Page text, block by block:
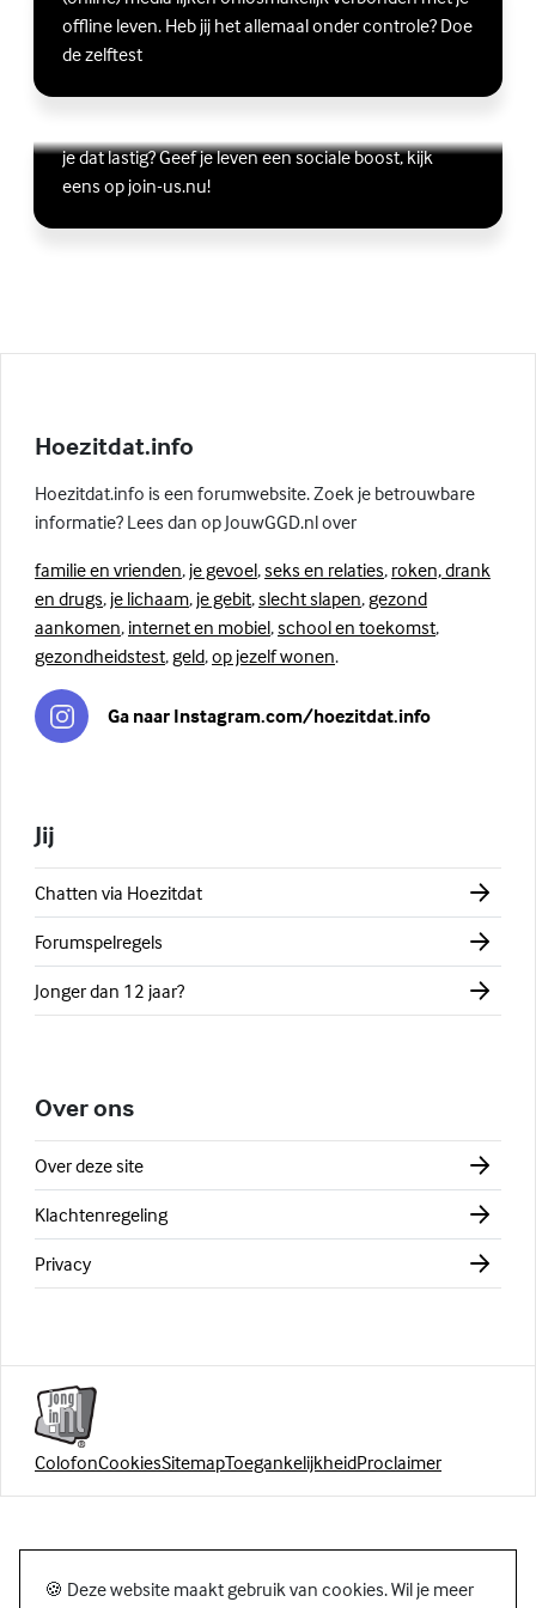
offline leven. Heb jij het allemaal onder controle? Doe
de zelftest
Vriendschap
je dat lastig? Geef je leven een sociale boost, kijk
eens op join-us.nu!
Lees meer over Vriendschap
(Externe link)
Hoezitdat.info
Hoezitdat.info is een forumwebsite. Zoek je betrouwbare
informatie? Lees dan op JouwGGD.nl over
familie en vrienden, je gevoel,seks en relaties, roken, drank
en drugs, je lichaam, je gebit,slecht slapen, gezond
aankomen, internet en mobiel,school en toekomst,
gezondheidstest, geld,op jezelf wonen.
Ga naar Instagram.com/hoezitdat.info
Jij
Chatten via Hoezitdat
Forumspelregels
Jonger dan 12 jaar?
Over ons
Over deze site
Klachtenregeling
Privacy
ColofonCookiesSitemapToegankelijkheidProclaimer
🍪 Deze website maakt gebruik van cookies. Wil je meer